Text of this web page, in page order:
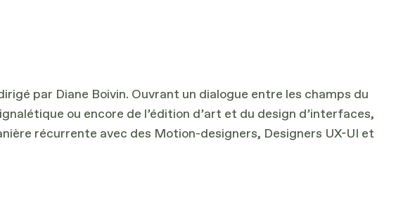
par Diane Boivin. Ouvrant un dialogue entre les champs du
ou encore de l’édition d’art et du design d’interfaces,
récurrente avec des Motion-designers, Designers UX-UI et